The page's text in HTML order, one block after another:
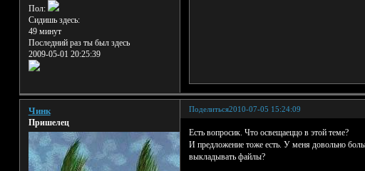
Пол:
Сидишь здесь:
49 минут
Последний раз ты был здесь
2009-05-01 20:25:39
Поделиться2010-07-05 15:24:09
Чинк
Пришелец
Есть вопросик. Что освещаеццо в этой теме?
И предложение тоже есть. У меня довольно
выкладывать файлы?